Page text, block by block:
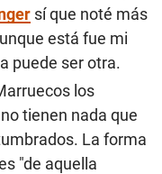
sí que noté más
está fue mi
puede ser otra.
los
tienen nada que
La forma
"de aquella